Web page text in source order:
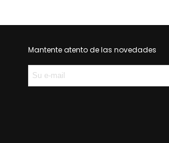
Mantente atento de las novedades